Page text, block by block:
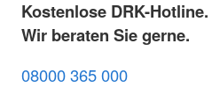
Kostenlose DRK-Hotline.
Wir beraten Sie gerne.
08000 365 000